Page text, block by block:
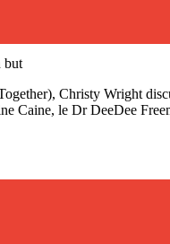
but
Christy Wright
Caine, le Dr DeeDee